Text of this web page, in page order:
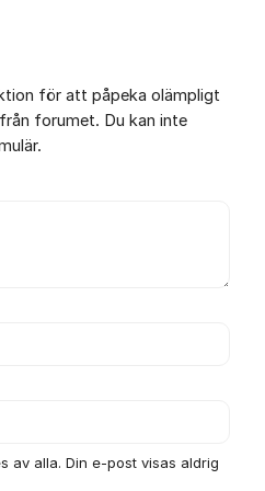
för att påpeka olämpligt
forumet. Du kan inte
av alla. Din e-post visas aldrig